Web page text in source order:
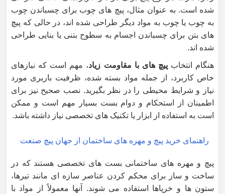
شده است. به عنوان مثال، پیچ های چوب برای چسباندن چوب
به چوب یا چوب به مواد دیگر طراحی شده اند، در حالی که پیچ
های بتن برای چسباندن اجسام به سطوح بتنی یا بنایی طراحی
شده اند.
هنگام انتخابپیچ های با مقاومت زیاد، مهم است که نیازهای
خاص کاربرد، از جمله مواد بسته شده، ظرفیت باربری مورد
نیاز و شرایط محیطی را در نظر بگیرید. نصب صحیح نیز برای
اطمینان از استحکام و دوام بست بسیار مهم است و ممکن
است به استفاده از ابزار یا تکنیک های تخصصی نیاز داشته باشد.
راهنمای خرید پیچ و مهره های ساختمان از جهان پیچ صنعت
پیچ و مهره های ساختمانی بست های تخصصی هستند که در
ساخت و ساز برای محکم کردن عناصر سازه ای مانند تیرها،
ستون ها و خرپاها استفاده می شوند. آنها معمولاً از مواد با